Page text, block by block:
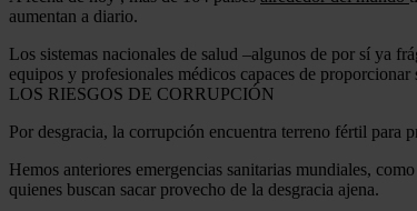
aumentan a diario.
Los sistemas nacionales de salud –algunos de por sí ya
equipos y profesionales médicos capaces de
LOS RIESGOS DE CORRUPCIÓN
Por desgracia, la corrupción encuentra terreno fértil para
Hemos anteriores emergencias sanitarias mundiales,
quienes buscan sacar provecho de la desgracia ajena.